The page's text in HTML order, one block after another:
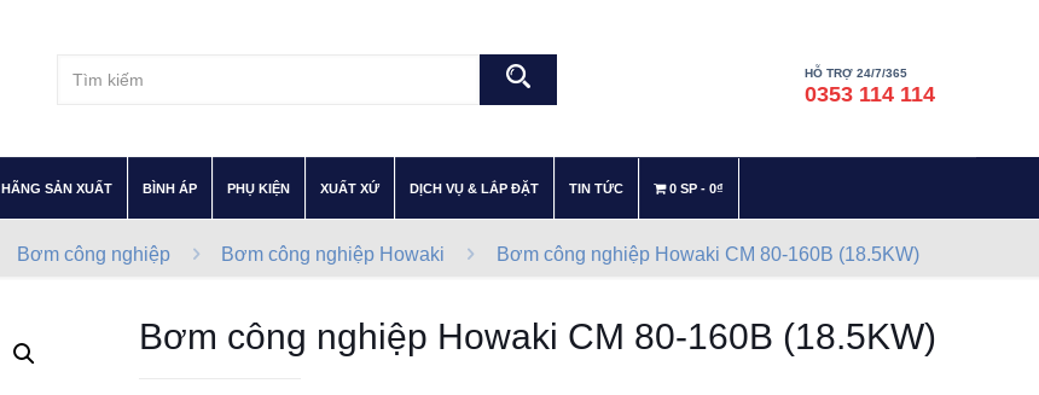
HỖ TRỢ 24/7/365
0353 114 114
HÃNG SẢN XUẤT BÌNH ÁP PHỤ KIỆN XUẤT XỨ– DỊCH VỤ & LẮP ĐẶT TIN TỨC 0 SP 0₫
Bơm công nghiệp Bơm công nghiệp Howaki Bơm công nghiệp Howaki CM 80-160B (18.5KW)
Bơm công nghiệp Howaki CM 80-160B (18.5KW)